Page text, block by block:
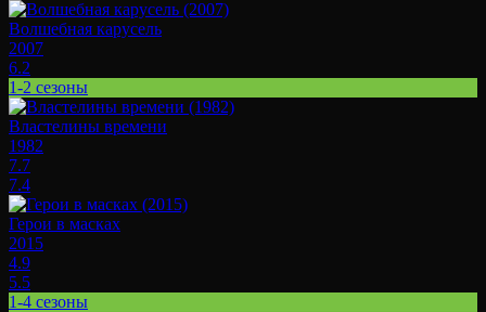
Волшебная карусель
2007
6.2
1-2 сезоны
Властелины времени
1982
7.7
7.4
Герои в масках
2015
4.9
5.5
1-4 сезоны